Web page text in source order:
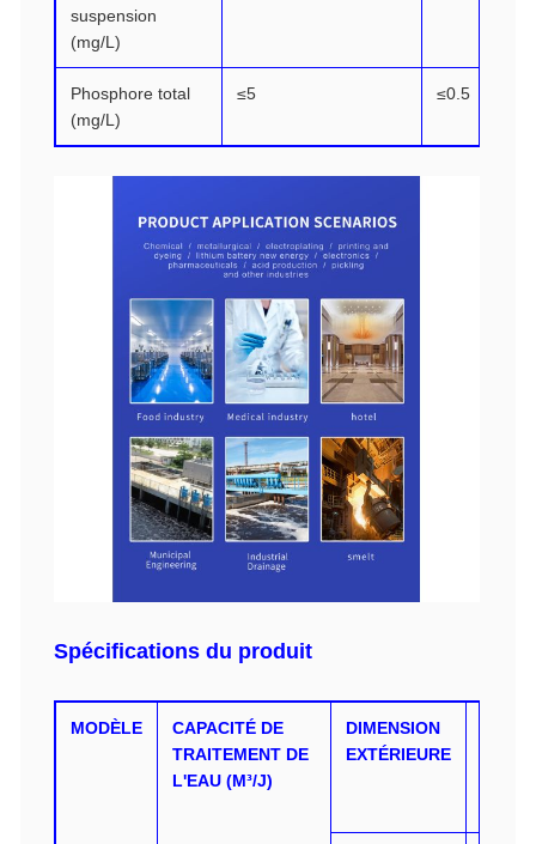
suspension
(mg/L)
Phosphore total
(mg/L)
≤5 ≤0.5
Spécifications du produit
MODÈLE
CAPACITÉ DE
TRAITEMENT DE
L'EAU (M³/J)
DIMENSION
EXTÉRIEURE